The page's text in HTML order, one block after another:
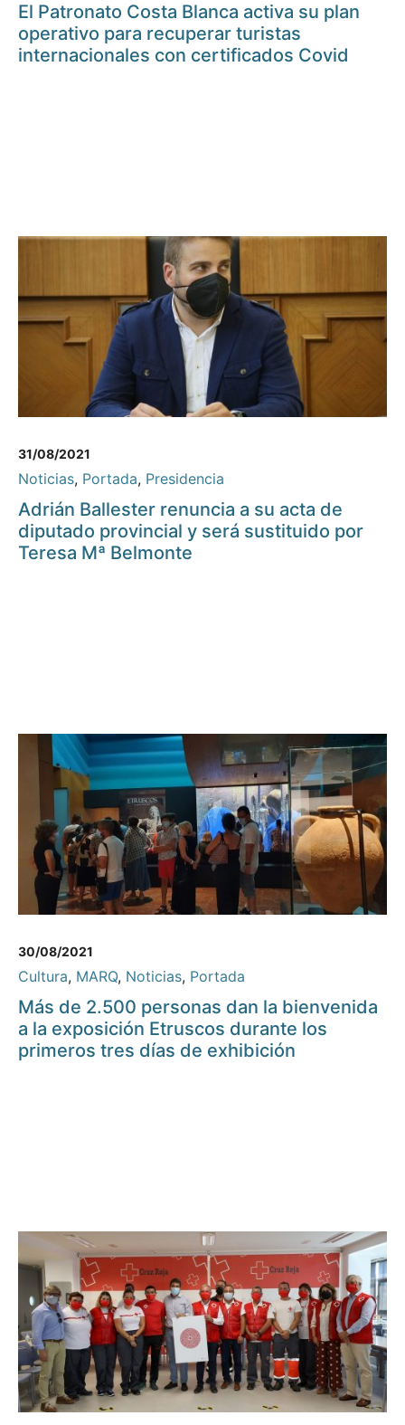
El Patronato Costa Blanca activa su plan
operativo para recuperar turistas
internacionales con certificados Covid
31/08/2021
Noticias, Portada, Presidencia
Adrián Ballester renuncia a su acta de
diputado provincial y será sustituido por
Teresa Mª Belmonte
30/08/2021
Cultura, MARQ, Noticias, Portada
Más de 2.500 personas dan la bienvenida
a la exposición Etruscos durante los
primeros tres días de exhibición